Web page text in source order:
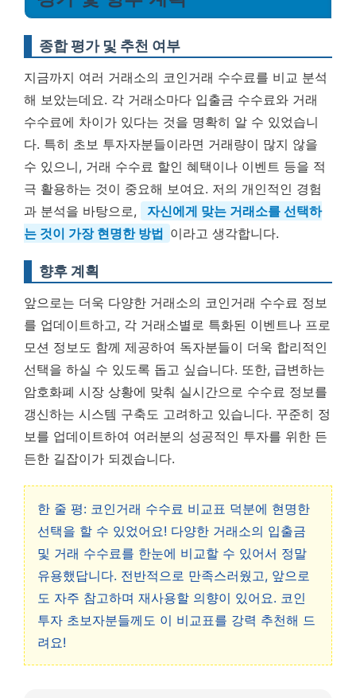
종합 평가 및 추천 여부
지금까지 여러 거래소의 코인거래 수수료를 비교 분석
해 보았는데요. 각 거래소마다 입출금 수수료와 거래
수수료에 차이가 있다는 것을 명확히 알 수 있었습니
다. 특히 초보 투자자분들이라면 거래량이 많지 않을
수 있으니, 거래 수수료 할인 혜택이나 이벤트 등을 적
극 활용하는 것이 중요해 보여요. 저의 개인적인 경험
과 분석을 바탕으로,
자신에게 맞는 거래소를 선택하
는 것이 가장 현명한 방법 이라고 생각합니다.
향후 계획
앞으로는 더욱 다양한 거래소의 코인거래 수수료 정보
를 업데이트하고, 각 거래소별로 특화된 이벤트나 프로
모션 정보도 함께 제공하여 독자분들이 더욱 합리적인
선택을 하실 수 있도록 돕고 싶습니다. 또한, 급변하는
암호화폐 시장 상황에 맞춰 실시간으로 수수료 정보를
갱신하는 시스템 구축도 고려하고 있습니다. 꾸준히 정
보를 업데이트하여 여러분의 성공적인 투자를 위한 든
든한 길잡이가 되겠습니다.
한 줄 평: 코인거래 수수료 비교표 덕분에 현명한
선택을 할 수 있었어요! 다양한 거래소의 입출금
및 거래 수수료를 한눈에 비교할 수 있어서 정말
유용했답니다. 전반적으로 만족스러웠고, 앞으로
도 자주 참고하며 재사용할 의향이 있어요. 코인
투자 초보자분들께도 이 비교표를 강력 추천해 드
려요!